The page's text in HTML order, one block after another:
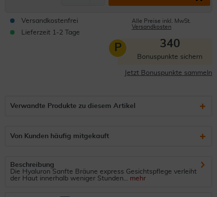
Versandkostenfrei
Lieferzeit 1-2 Tage
Alle Preise inkl. MwSt.
Versandkosten
P 340
Bonuspunkte sichern
Jetzt Bonuspunkte sammeln
Verwandte Produkte zu diesem Artikel
Von Kunden häufig mitgekauft
Beschreibung
Die Hyaluron Sanfte Bräune express Gesichtspflege verleiht
der Haut innerhalb weniger Stunden... mehr